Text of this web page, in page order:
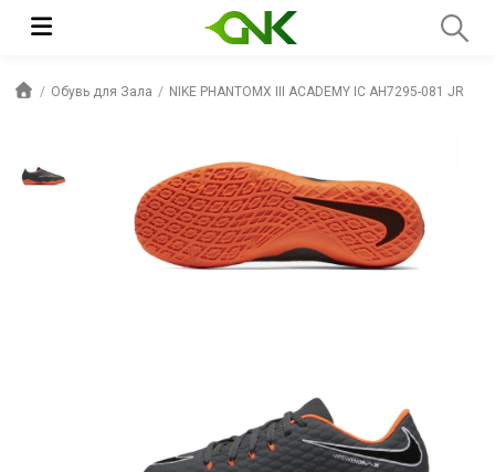
Обувь для Зала NIKE PHANTOMX III ACADEMY IC AH7295-081 JR